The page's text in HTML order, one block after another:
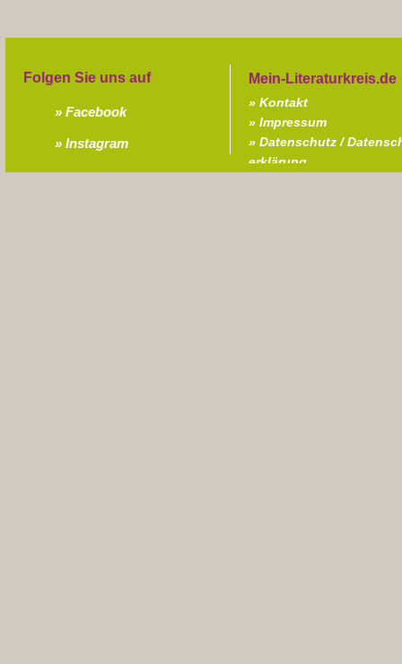
Kontakt
Impressum
Datenschutz /
erklärung
Folgen Sie uns auf
Facebook
Instagram